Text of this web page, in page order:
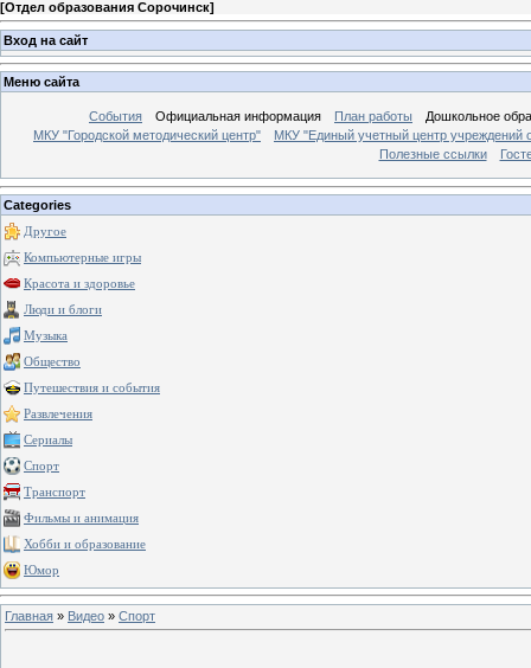
[Отдел образования Сорочинск]
Вход на сайт
Меню сайта
События Официальная информация План работы
Дошкольное
МКУ "Городской методический центр"
МКУ "Единый учетный центр учреждений
Полезные ссылки
Categories
Другое
Компьютерные игры
Красота и здоровье
Люди и блоги
Музыка
Общество
Путешествия и события
Развлечения
Сериалы
Спорт
Транспорт
Фильмы и анимация
Хобби и образование
Юмор
Главная » Видео » Спорт